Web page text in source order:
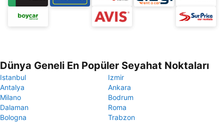
Dünya Geneli En Popüler Seyahat Noktaları
Istanbul
Izmir
Antalya
Ankara
Milano
Bodrum
Dalaman
Roma
Bologna
Trabzon